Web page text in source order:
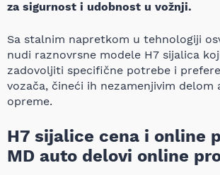
za sigurnost i udobnost u vožnji.
Sa stalnim napretkom u tehnologiji
nudi raznovrsne modele H7 sijalica
zadovoljiti specifične potrebe i
vozača, čineći ih nezamenjivim delom
opreme.
H7 sijalice cena i online
MD auto delovi online